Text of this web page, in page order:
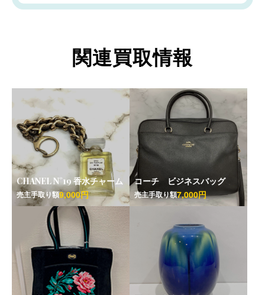
関連買取情報
CHANEL N°19 香水チャーム
売主手取り額9,000円
コーチ ビジネスバッグ
売主手取り額7,000円